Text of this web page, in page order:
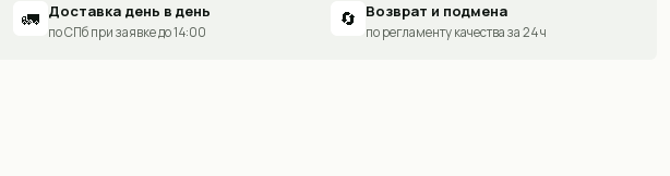
🚛 Доставка день в день
по СПб при заявке до 14:00
🔄 Возврат и подмена
по регламенту качества за 24 ч